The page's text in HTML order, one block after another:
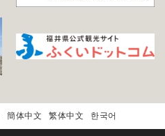
簡体中文 繁体中文 한국어